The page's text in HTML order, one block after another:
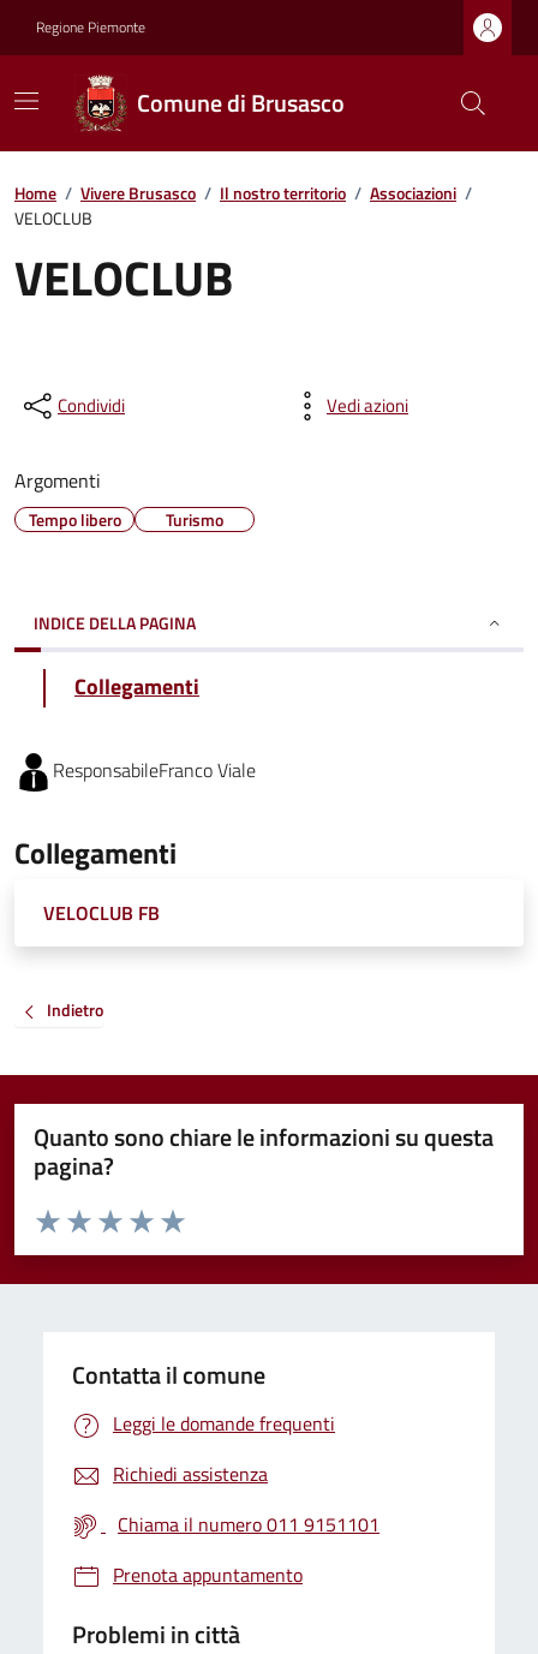
Regione Piemonte
Comune di Brusasco
Home / Vivere Brusasco / Il nostro territorio / Associazioni /
VELOCLUB
VELOCLUB
Condividi Vedi azioni
Argomenti
Tempo libero Turismo
INDICE DELLA PAGINA
Collegamenti
ResponsabileFranco Viale
Collegamenti
VELOCLUB FB
Indietro
Quanto sono chiare le informazioni su questa
pagina?
Valuta da 1 a 5 stelle la pagina
Valuta 5 stelle su 5
Valuta 4 stelle su 5
Valuta 3 stelle su 5
Valuta 2 stelle su 5
Valuta 1 stelle su 5
Contatta il comune
Leggi le domande frequenti
Richiedi assistenza
Chiama il numero 011 9151101
Prenota appuntamento
Problemi in città